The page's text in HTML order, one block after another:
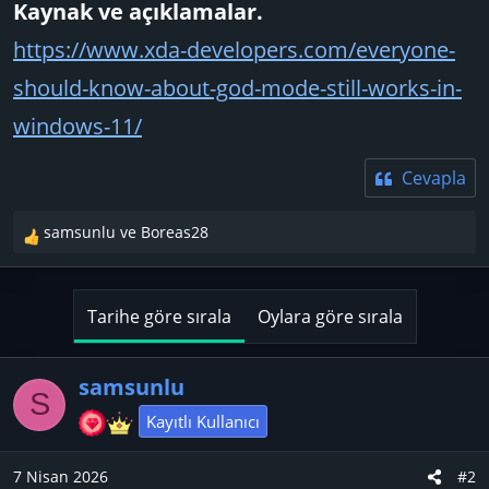
Kaynak ve açıklamalar.
https://www.xda-developers.com/everyone-
should-know-about-god-mode-still-works-in-
windows-11/
Cevapla
T
e
l
e
:
samsunlu ve Boreas28
Tarihe göre sırala Oylara göre sırala
S samsunlu
Kayıtlı Kullanıcı
7 Nisan 2026 #2